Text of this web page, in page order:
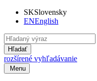
SKSlovensky
ENEnglish
Hľadať
rozšírené vyhľadávanie
Menu